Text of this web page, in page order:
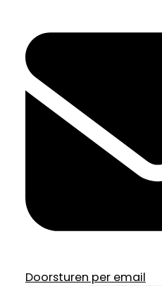
Doorsturen per email